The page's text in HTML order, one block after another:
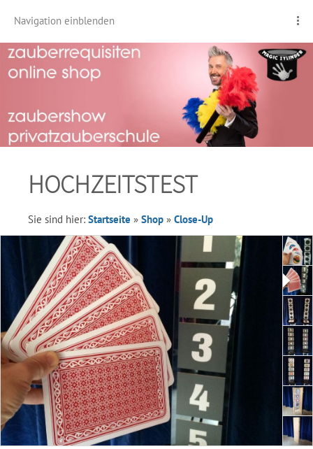
Navigation einblenden
HOCHZEITSTEST
Sie sind hier: Startseite » Shop » Close-Up